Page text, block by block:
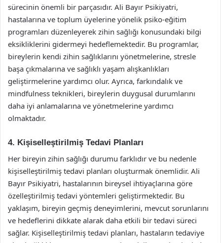
sürecinin önemli bir parçasıdır. Ali Bayır Psikiyatri,
hastalarına ve toplum üyelerine yönelik psiko-eğitim
programları düzenleyerek zihin sağlığı konusundaki bilgi
eksikliklerini gidermeyi hedeflemektedir. Bu programlar,
bireylerin kendi zihin sağlıklarını yönetmelerine, stresle
başa çıkmalarına ve sağlıklı yaşam alışkanlıkları
geliştirmelerine yardımcı olur. Ayrıca, farkındalık ve
mindfulness teknikleri, bireylerin duygusal durumlarını
daha iyi anlamalarına ve yönetmelerine yardımcı
olmaktadır.
4. Kişiselleştirilmiş Tedavi Planları
Her bireyin zihin sağlığı durumu farklıdır ve bu nedenle
kişiselleştirilmiş tedavi planları oluşturmak önemlidir. Ali
Bayır Psikiyatri, hastalarının bireysel ihtiyaçlarına göre
özelleştirilmiş tedavi yöntemleri geliştirmektedir. Bu
yaklaşım, bireyin geçmiş deneyimlerini, mevcut sorunlarını
ve hedeflerini dikkate alarak daha etkili bir tedavi süreci
sağlar. Kişiselleştirilmiş tedavi planları, hastaların tedaviye